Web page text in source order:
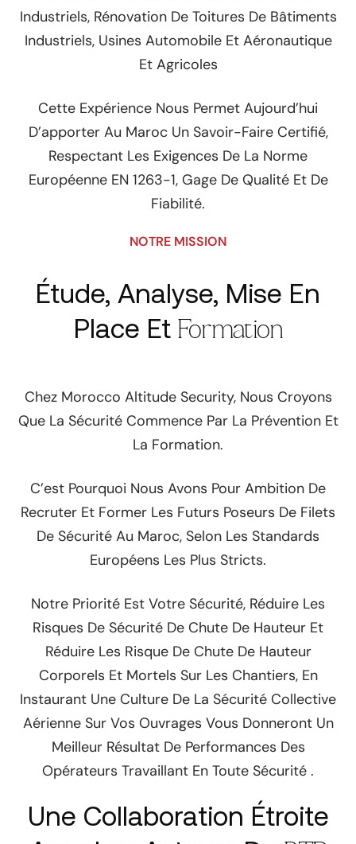
Industriels, Rénovation De Toitures De Bâtiments
Industriels, Usines Automobile Et Aéronautique
Et Agricoles
Cette Expérience Nous Permet Aujourd’hui
D’apporter Au Maroc Un Savoir-Faire Certifié,
Respectant Les Exigences De La Norme
Européenne EN 1263-1, Gage De Qualité Et De
Fiabilité.
NOTRE MISSION
Étude, Analyse, Mise En
Place Et Formation
Chez Morocco Altitude Security, Nous Croyons
Que La Sécurité Commence Par La Prévention Et
La Formation.
C’est Pourquoi Nous Avons Pour Ambition De
Recruter Et Former Les Futurs Poseurs De Filets
De Sécurité Au Maroc, Selon Les Standards
Européens Les Plus Stricts.
Notre Priorité Est Votre Sécurité, Réduire Les
Risques De Sécurité De Chute De Hauteur Et
Réduire Les Risque De Chute De Hauteur
Corporels Et Mortels Sur Les Chantiers, En
Instaurant Une Culture De La Sécurité Collective
Aérienne Sur Vos Ouvrages Vous Donneront Un
Meilleur Résultat De Performances Des
Opérateurs Travaillant En Toute Sécurité .
Une Collaboration Étroite